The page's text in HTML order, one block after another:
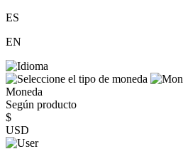
ES
EN
Moneda
Según producto
$
USD